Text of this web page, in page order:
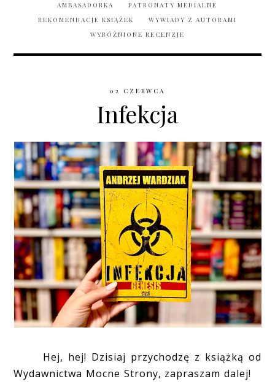
AMBASADORKA
PATRONATY MEDIALNE
REKOMENDACJE KSIĄŻEK
WYWIADY Z AUTORAMI
WYRÓŻNIONE RECENZJE
02 CZERWCA
Infekcja
Hej, hej! Dzisiaj przychodzę z książką od
Wydawnictwa Mocne Strony, zapraszam dalej!